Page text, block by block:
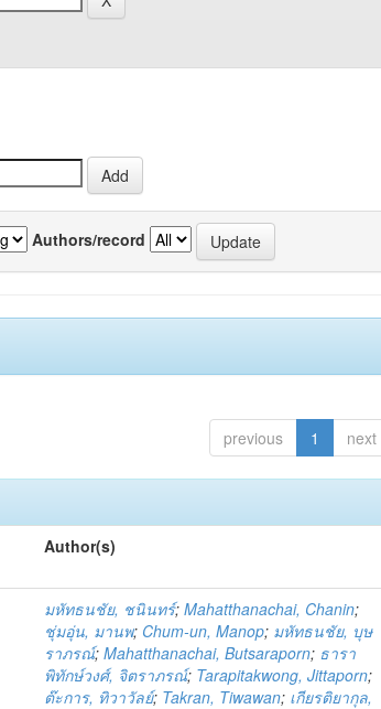
Authors/record
previous 1 next
Author(s)
มหัทธนชัย, ชนินทร์;Mahatthanachai, Chanin;
ชุ่มอุ่น, มานพ; Chum-un, Manop; มหัทธนชัย, บุษ
ราภรณ์;Mahatthanachai, Butsaraporn; ธารา
พิทักษ์วงศ์, จิตราภรณ์; Tarapitakwong, Jittaporn;
ต๊ะการ, ทิวาวัลย์; Takran, Tiwawan; เกียรติยากุล,